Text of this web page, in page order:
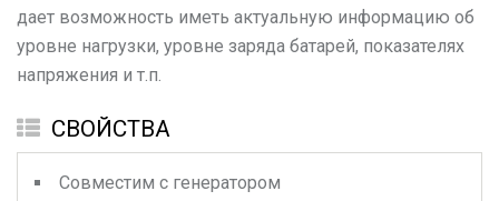
дает возможность иметь актуальную информацию об
уровне нагрузки, уровне заряда батарей, показателях
напряжения и т.п.
СВОЙСТВА
Совместим с генератором